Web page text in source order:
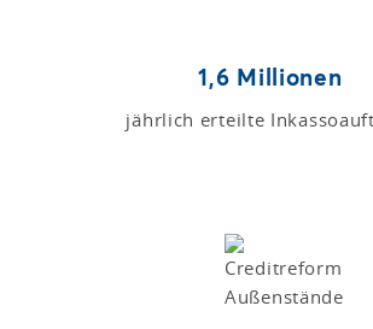
1,6 Millionen
jährlich erteilte